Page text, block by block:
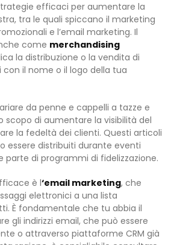
efficaci per aumentare la
tra le quali spiccano il marketing
e l’email marketing. Il
come merchandising
la distribuzione o la vendita di
il nome o il logo della tua
da penne e cappelli a tazze e
scopo di aumentare la visibilità del
la fedeltà dei clienti. Questi articoli
essere distribuiti durante eventi
parte di programmi di fidelizzazione.
è l‘email marketing, che
elettronici a una lista
È fondamentale che tu abbia il
gli indirizzi email, che può essere
o attraverso piattaforme CRM già